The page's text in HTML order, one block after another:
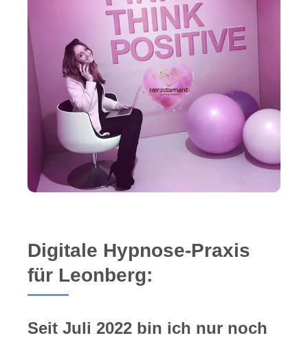
Digitale Hypnose-Praxis
für Leonberg:
Seit Juli 2022 bin ich nur noch